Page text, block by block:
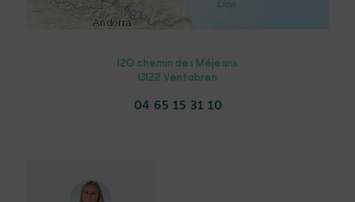
120 chemin des Méjeans
13122 Ventabren
04 65 15 31 10